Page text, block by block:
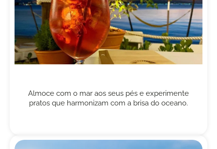
Almoce com o mar aos seus pés e experimente
pratos que harmonizam com a brisa do oceano.